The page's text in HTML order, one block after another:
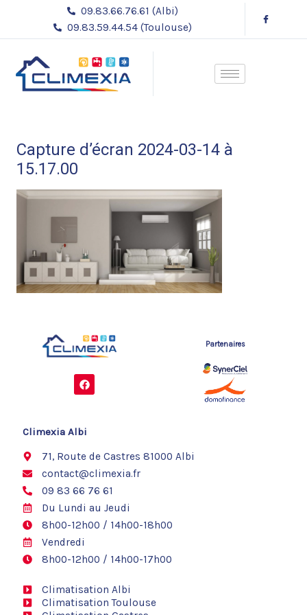
contenu
09.83.66.76.61 (Albi)
09.83.59.44.54 (Toulouse)
Capture d’écran 2024-03-14 à
15.17.00
F
a
c
o
Partenaires
Climexia Albi
71, Route de Castres 81000 Albi
contact@climexia.fr
09 83 66 76 61
Du Lundi au Jeudi
8h00-12h00 / 14h00-18h00
Vendredi
8h00-12h00 / 14h00-17h00
Climatisation Albi
Climatisation Toulouse